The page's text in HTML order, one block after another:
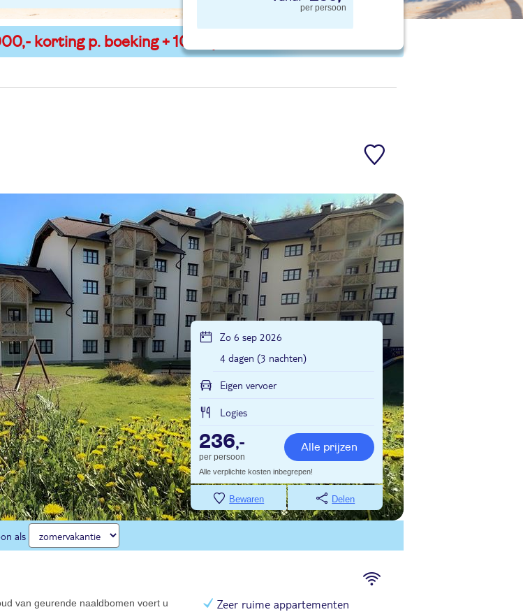
per persoon
korting p. boeking + 100,- p. kind
Zo 6 sep 2026
4 dagen (3 nachten)
Eigen vervoer
Logies
236,-
per persoon
Alle prijzen
Alle verplichte kosten inbegrepen!
Bewaren Delen
als
van geurende naaldbomen voert u
Zeer ruime appartementen